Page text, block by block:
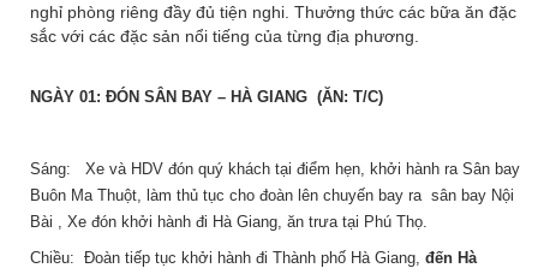
nghỉ phòng riêng đầy đủ tiện nghi. Thưởng thức các bữa ăn đặc
sắc với các đặc sản nổi tiếng của từng địa phương.
NGÀY 01: ĐÓN SÂN BAY – HÀ GIANG (ĂN: T/C)
Sáng: Xe và HDV đón quý khách tại điểm hẹn, khởi hành ra Sân bay
Buôn Ma Thuột, làm thủ tục cho đoàn lên chuyến bay ra sân bay Nội
Bài , Xe đón khởi hành đi Hà Giang, ăn trưa tại Phú Thọ.
Chiều: Đoàn tiếp tục khởi hành đi Thành phố Hà Giang, đến Hà